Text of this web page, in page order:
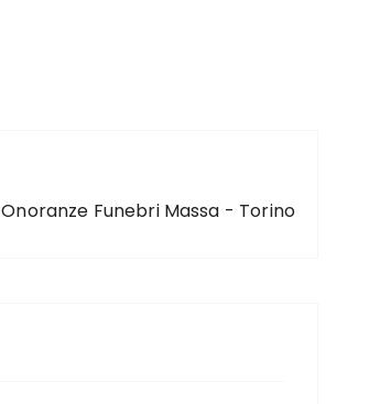
Onoranze Funebri Massa - Torino